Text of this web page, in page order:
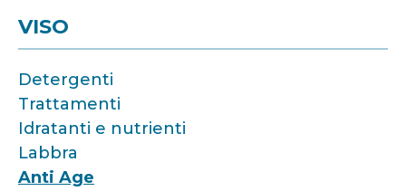
VISO
Detergenti
Trattamenti
Idratanti e nutrienti
Labbra
Anti Age